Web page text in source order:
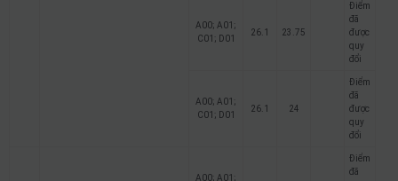
A00; A01;
C01; D01
26.1 23.75
Điểm
đã
được
quy
đổi
A00; A01;
C01; D01
26.1 24
Điểm
đã
được
quy
đổi
A00; A01;
Điểm
đã